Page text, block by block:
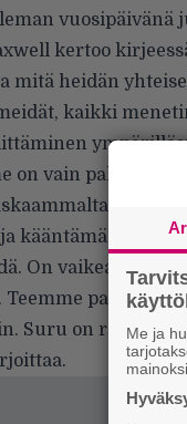
vuosipäivänä
kertoo
mitä heidän
kaikki
on vain palasia
On
kääntämällä
On vaikea
Teemme
Suru on
Me ja